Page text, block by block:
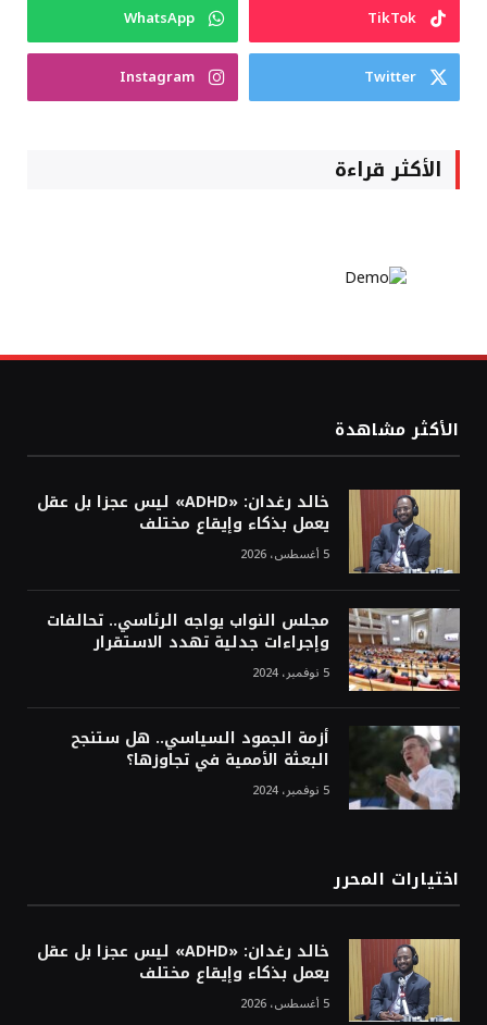
TikTok
WhatsApp
Twitter
Instagram
الأكثر قراءة
الأكثر مشاهدة
خالد رغدان: «ADHD» ليس عجزا بل عقل
يعمل بذكاء وإيقاع مختلف
5 أغسطس، 2026
مجلس النواب يواجه الرئاسي.. تحالفات
وإجراءات جدلية تهدد الاستقرار
5 نوفمبر، 2024
أزمة الجمود السياسي.. هل ستنجح
البعثة الأممية في تجاوزها؟
5 نوفمبر، 2024
اختيارات المحرر
خالد رغدان: «ADHD» ليس عجزا بل عقل
يعمل بذكاء وإيقاع مختلف
5 أغسطس، 2026